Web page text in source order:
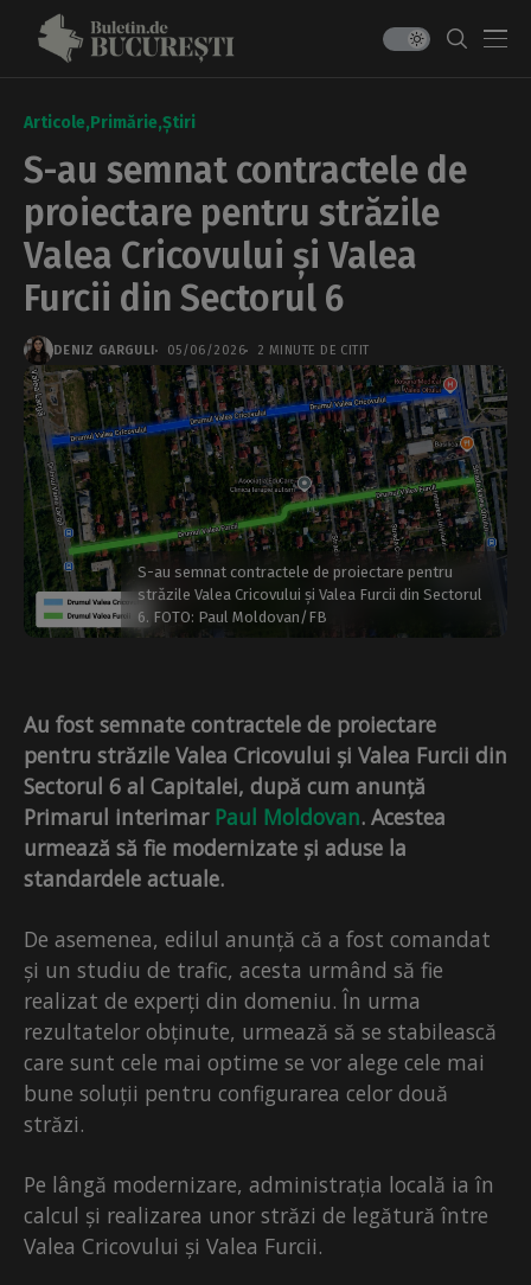
Articole Primărie Știri
S-au semnat contractele de
proiectare pentru străzile
Valea Cricovului și Valea
Furcii din Sectorul 6
DENIZ GARGULI 05/06/2026 2 MINUTE DE CITIT
S-au semnat contractele de proiectare pentru
străzile Valea Cricovului și Valea Furcii din Sectorul
6. FOTO: Paul Moldovan/FB
Au fost semnate contractele de proiectare
pentru străzile Valea Cricovului și Valea Furcii din
Sectorul 6 al Capitalei, după cum anunță
Primarul interimar Paul Moldovan. Acestea
urmează să fie modernizate și aduse la
standardele actuale.
De asemenea, edilul anunță că a fost comandat
și un studiu de trafic, acesta urmând să fie
realizat de experți din domeniu. În urma
rezultatelor obținute, urmează să se stabilească
care sunt cele mai optime se vor alege cele mai
bune soluții pentru configurarea celor două
străzi.
Pe lângă modernizare, administrația locală ia în
calcul și realizarea unor străzi de legătură între
Valea Cricovului și Valea Furcii.